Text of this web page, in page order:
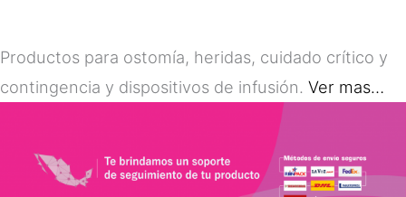
Productos para ostomía, heridas, cuidado crítico y
contingencia y dispositivos de infusión. Ver mas…